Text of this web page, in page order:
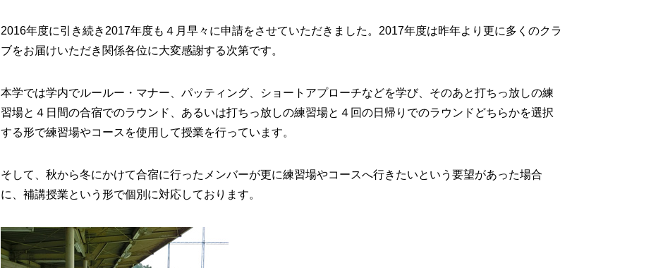
2016年度に引き続き2017年度も４月早々に申請をさせていただきました。2017年度は昨年より更に多くのクラ
ブをお届けいただき関係各位に大変感謝する次第です。
本学では学内でルールー・マナー、パッティング、ショートアプローチなどを学び、そのあと打ちっ放しの練
習場と４日間の合宿でのラウンド、あるいは打ちっ放しの練習場と４回の日帰りでのラウンドどちらかを選択
する形で練習場やコースを使用して授業を行っています。
そして、秋から冬にかけて合宿に行ったメンバーが更に練習場やコースへ行きたいという要望があった場合
に、補講授業という形で個別に対応しております。